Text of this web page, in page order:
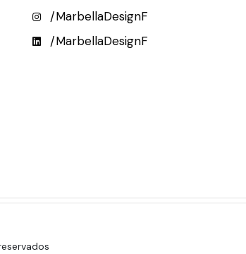
/MarbellaDesignF
/MarbellaDesignF